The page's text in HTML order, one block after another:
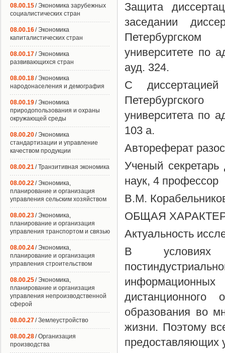
Защита
заседании
Петербургском
университете по
ауд. 324.
С
Петербургского
университета по
103 а.
Автореферат
Ученый секретарь
наук, 4 профессор
В.М.
ОБЩАЯ
Актуальность
В условиях
образования во
жизни. Поэтому
предоставляющих
08.00.15/ Экономика зарубежных
социалистических стран
08.00.16/ Экономика
капиталистических стран
08.00.17/ Экономика
развивающихся стран
08.00.18/ Экономика
народонаселения и демография
08.00.19/ Экономика
природопользования и охраны
окружающей среды
08.00.20/ Экономика
стандартизации и управление
качеством продукции
08.00.21/ Транзитивная экономика
08.00.22/ Экономика,
планирование и организация
управления сельским хозяйством
08.00.23/ Экономика,
планирование и организация
управления транспортом и связью
08.00.24/ Экономика,
планирование и организация
управления строительством
08.00.25/ Экономика,
планирование и организация
управления непроизводственной
сферой
08.00.27/ Землеустройство
08.00.28/ Организация
производства